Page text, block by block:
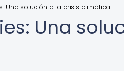
Una solución a la crisis climática
Una